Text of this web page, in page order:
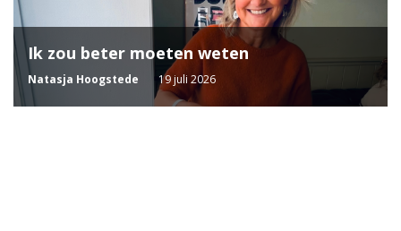
Ik zou beter moeten weten
Natasja Hoogstede 19 juli 2026